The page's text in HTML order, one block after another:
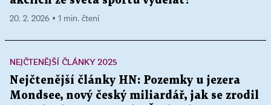
20. 2. 2026 ▪ 1 min. čtení
NEJČTENĚJŠÍ ČLÁNKY 2025
Nejčtenější články HN: Pozemky u jezera
Mondsee, nový český miliardář, jak se zrodil